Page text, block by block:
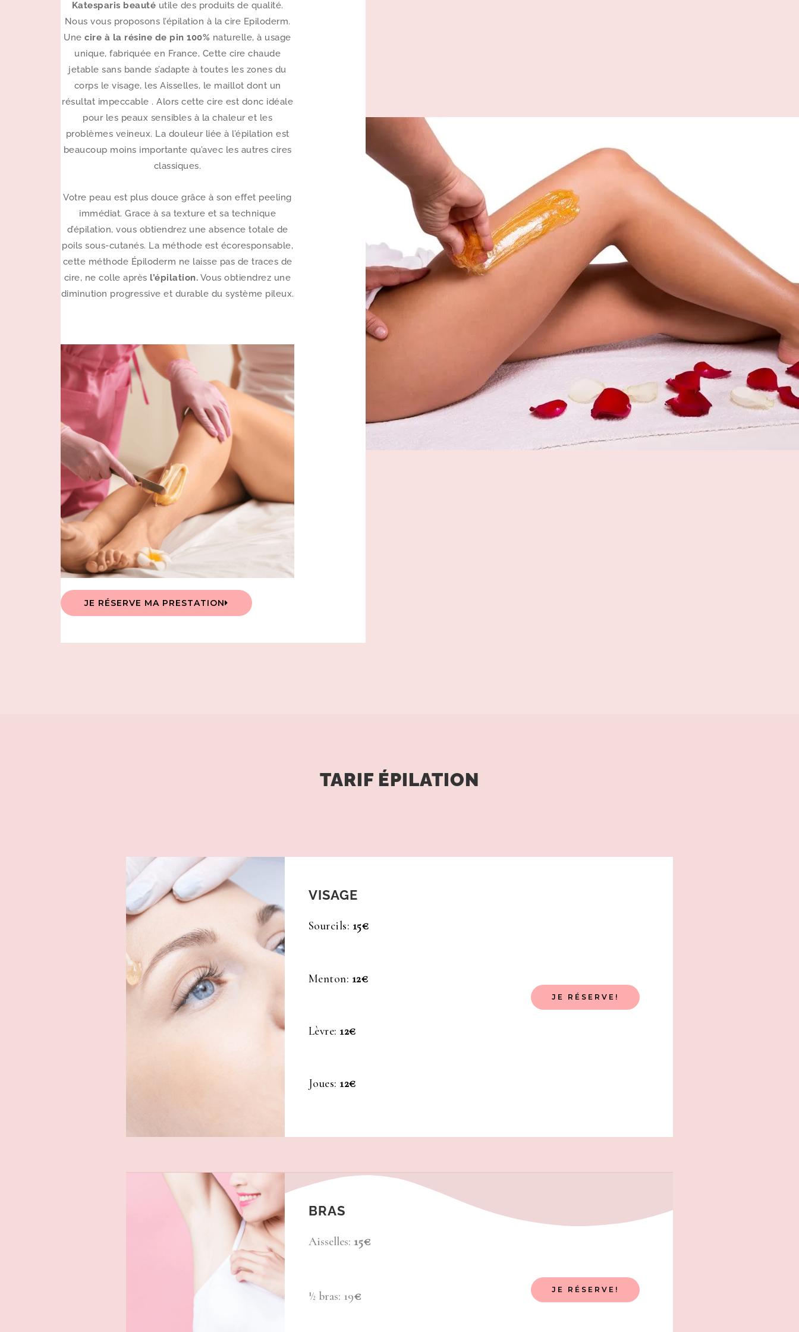
Katesparis beauté utile des produits de qualité.
Nous vous proposons l’épilation à la cire Epiloderm.
Unecire à la résine de pin 100% naturelle, à usage
unique, fabriquée en France, Cette cire chaude
jetable sans bande s’adapte à toutes les zones du
corps le visage, les Aisselles, le maillot dont un
résultat impeccable . Alors cette cire est donc idéale
pour les peaux sensibles à la chaleur et les
problèmes veineux. La douleur liée à l’épilation est
beaucoup moins importante qu’avec les autres cires
classiques.
Votre peau est plus douce grâce à son effet peeling
immédiat. Grace à sa texture et sa technique
d’épilation, vous obtiendrez une absence totale de
poils sous-cutanés. La méthode est écoresponsable,
cette méthode Épiloderm ne laisse pas de traces de
cire, ne colle après l’épilation. Vous obtiendrez une
diminution progressive et durable du système pileux.
JE RÉSERVE MA PRESTATION
TARIF ÉPILATION
VISAGE
Sourcils: 15€
Menton: 12€
Lèvre: 12€
Joues: 12€
JE RÉSERVE!
BRAS
Aisselles: 15€
½ bras: 19€ JE RÉSERVE!